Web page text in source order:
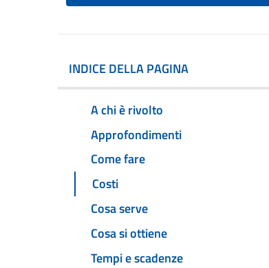
INDICE DELLA PAGINA
A chi è rivolto
Approfondimenti
Come fare
Costi
Cosa serve
Cosa si ottiene
Tempi e scadenze